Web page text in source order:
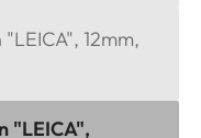
12mm,
"LEICA",